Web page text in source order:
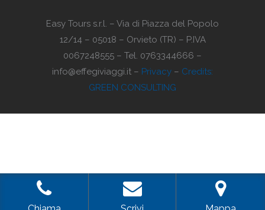
Easy Tours s.r.l. – Via di Piazza del Popolo
12/14 – 05018 – Orvieto (TR) – P.IVA
0067248555 – Tel. 0763344666 –
info@effegiviaggi.it – Privacy – Credits:
GREEN CONSULTING